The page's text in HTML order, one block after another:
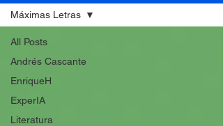
All Posts
Andrés Cascante
EnriqueH
ExperIA
Literatura
Máximas Letras